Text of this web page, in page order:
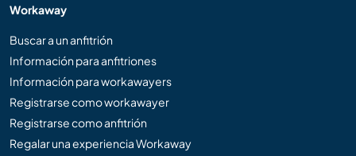
Workaway
Buscar a un anfitrión
Información para anfitriones
Información para workawayers
Registrarse como workawayer
Registrarse como anfitrión
Regalar una experiencia Workaway